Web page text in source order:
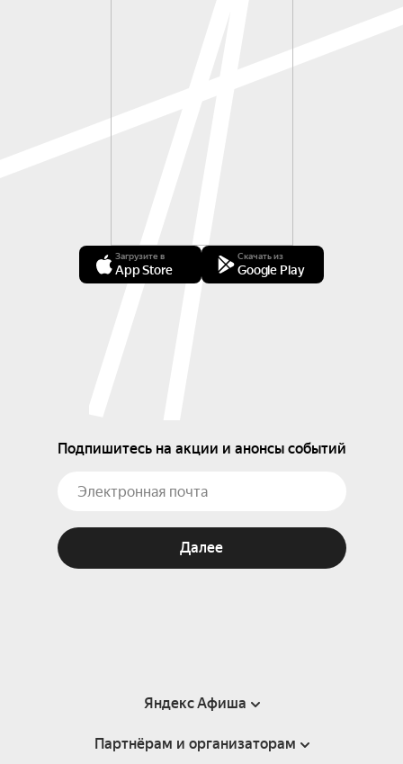
Загрузите в
App Store
Скачать из
Google Play
Подпишитесь на акции и анонсы событий
Далее
Яндекс Афиша
Справка
Партнёрам и организаторам